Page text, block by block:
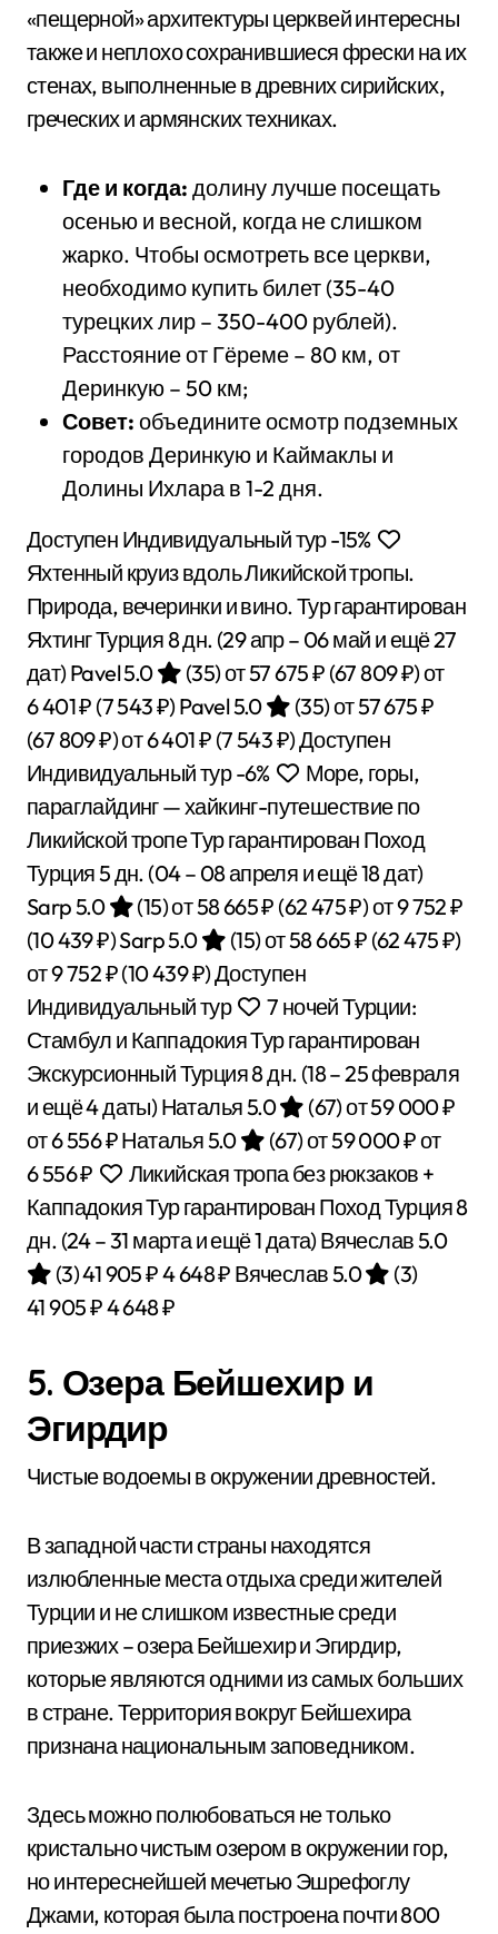
«пещерной» архитектуры церквей интересны
также и неплохо сохранившиеся фрески на их
стенах, выполненные в древних сирийских,
греческих и армянских техниках.
Где и когда: долину лучше посещать
осенью и весной, когда не слишком
жарко. Чтобы осмотреть все церкви,
необходимо купить билет (35-40
турецких лир – 350-400 рублей).
Расстояние от Гёреме – 80 км, от
Деринкую – 50 км;
Совет: объедините осмотр подземных
городов Деринкую и Каймаклы и
Долины Ихлара в 1-2 дня.
Доступен Индивидуальный тур-15%
Яхтенный круиз вдоль Ликийской тропы.
Природа, вечеринки и вино. Тур гарантирован
Яхтинг Турция8 дн. (29 апр – 06 май и ещё 27
дат)Pavel 5.0 (35)от 57 675 ₽ (67 809 ₽)от
6 401 ₽ (7 543 ₽)Pavel 5.0 (35)от 57 675 ₽
(67 809 ₽)от 6 401 ₽ (7 543 ₽)Доступен
Индивидуальный тур-6%
Море, горы,
параглайдинг — хайкинг-путешествие по
Ликийской тропе Тур гарантирован Поход
Турция5 дн. (04 – 08 апреля и ещё 18 дат)
Sarp 5.0
(15)от 58 665 ₽ (62 475 ₽)от 9 752 ₽
(10 439 ₽)Sarp 5.0 (15)от 58 665 ₽ (62 475 ₽)
от 9 752 ₽(10 439 ₽)Доступен
Индивидуальный тур
7 ночей Турции:
Стамбул и Каппадокия Тур гарантирован
Экскурсионный Турция8 дн. (18 – 25 февраля
и ещё 4 даты)Наталья 5.0 (67)от 59 000 ₽
от 6 556 ₽Наталья 5.0 (67)от 59 000 ₽от
6 556 ₽
Ликийская тропа без рюкзаков +
Каппадокия Тур гарантирован Поход Турция8
дн. (24 – 31 марта и ещё 1 дата)Вячеслав 5.0
(3)41 905 ₽4 648 ₽ Вячеслав 5.0
(3)
41 905 ₽4 648 ₽
5. Озера Бейшехир и
Эгирдир
Чистые водоемы в окружении древностей.
В западной части страны находятся
излюбленные места отдыха среди жителей
Турции и не слишком известные среди
приезжих – озера Бейшехир и Эгирдир,
которые являются одними из самых больших
в стране. Территория вокруг Бейшехира
признана национальным заповедником.
Здесь можно полюбоваться не только
кристально чистым озером в окружении гор,
но интереснейшей мечетью Эшрефоглу
Джами, которая была построена почти 800